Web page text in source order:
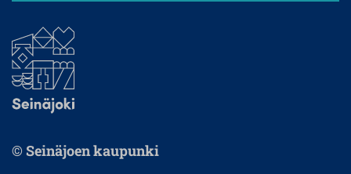
© Seinäjoen kaupunki